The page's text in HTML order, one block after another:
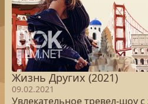
Жизнь Других (2021)
09.02.2021
Увлекательное тревел-шоу